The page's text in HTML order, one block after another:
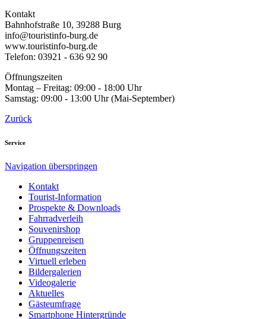
Kontakt
Bahnhofstraße 10, 39288 Burg
info@touristinfo-burg.de
www.touristinfo-burg.de
Telefon: 03921 - 636 92 90
Öffnungszeiten
Montag – Freitag: 09:00 - 18:00 Uhr
Samstag: 09:00 - 13:00 Uhr (Mai-September)
Zurück
Service
Navigation überspringen
Kontakt
Tourist-Information
Prospekte & Downloads
Fahrradverleih
Souvenirshop
Gruppenreisen
Öffnungszeiten
Virtuell erleben
Bildergalerien
Videogalerie
Aktuelles
Gästeumfrage
Smartphone Hintergründe